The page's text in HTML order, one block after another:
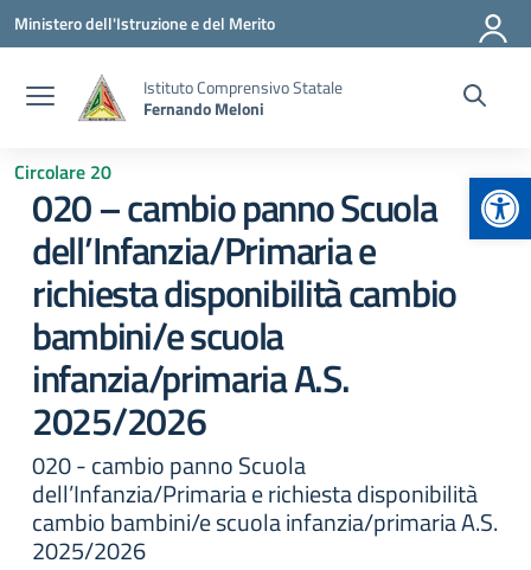
Vai ai contenuti
Vai al menu di navigazione
Vai al footer
Ministero dell'Istruzione e del Merito
Istituto Comprensivo Statale
Fernando Meloni
Circolare 20
020 – cambio panno Scuola
dell’Infanzia/Primaria e
richiesta disponibilità cambio
bambini/e scuola
infanzia/primaria A.S.
2025/2026
020 - cambio panno Scuola
dell’Infanzia/Primaria e richiesta disponibilità
cambio bambini/e scuola infanzia/primaria A.S.
2025/2026